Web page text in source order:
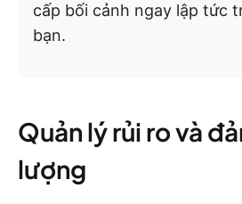
cấp bối cảnh ngay lập tức
bạn.
Quản lý rủi ro và
lượng